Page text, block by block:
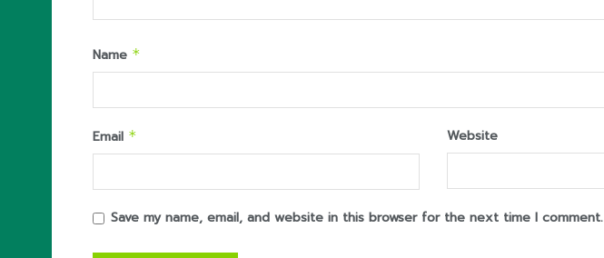
Name *
Email * Website
Save my name, email, and website in this browser for the next time I comment.